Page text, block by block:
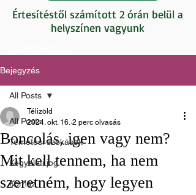
Értesítéstől számított 2 órán belül a
helyszínen vagyunk
Bejegyzés
All Posts
Temetési szokások
Kegyeleti jog
Kórház
All Posts
Boncolás, igen vagy nem?
Mit kell tennem, ha nem
szeretném, hogy legyen
Télizöld
2024. okt. 16. 2 perc olvasás